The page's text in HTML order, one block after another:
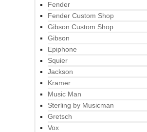
Fender
Fender Custom Shop
Gibson Custom Shop
Gibson
Epiphone
Squier
Jackson
Kramer
Music Man
Sterling by Musicman
Gretsch
Vox